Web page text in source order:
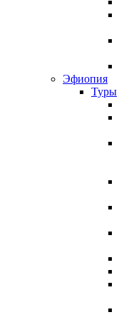
Эфиопия
Туры